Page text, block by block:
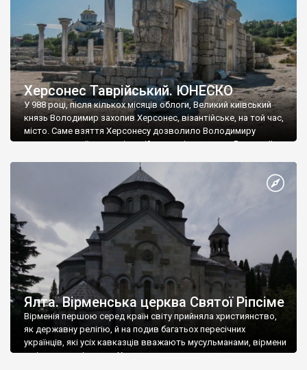
Херсонес Таврійський. ЮНЕСКО
У 988 році, після кількох місяців облоги, Великий київський
князь Володимир захопив Херсонес, візантійське, на той час,
місто. Саме взяття Херсонесу дозволило Володимиру
диктувати свої умови візантійському імператору Василю ІІ, та
Херсонесі Володимир-язичник, став Василем-християнином.
А потім було Хрещення Русі. На честь Херсонесу Таврійського
Ялта. Вірменська церква Святої Ріпсіме
Вірменія першою серед країн світу прийняла християнство,
як державну релігію, й на подив багатьох пересічних
українців, які усіх кавказців вважають мусульманами, вірмени
є відданими вірянами Христа